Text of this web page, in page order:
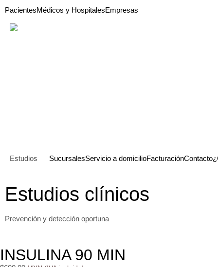
PacientesMédicos y HospitalesEmpresas
Estudios SucursalesServicio a domicilioFacturaciónContacto
Estudios clínicos
Prevención y detección oportuna
INSULINA 90 MIN